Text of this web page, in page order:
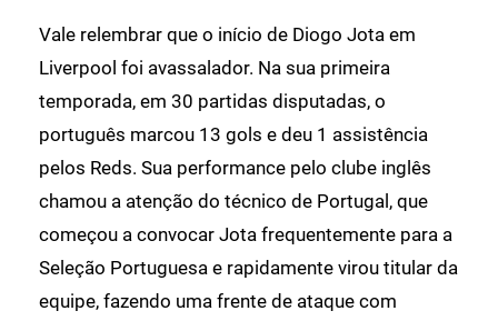
Vale relembrar que o início de Diogo Jota em
Liverpool foi avassalador. Na sua primeira
temporada, em 30 partidas disputadas, o
português marcou 13 gols e deu 1 assistência
pelos Reds. Sua performance pelo clube inglês
chamou a atenção do técnico de Portugal, que
começou a convocar Jota frequentemente para a
Seleção Portuguesa e rapidamente virou titular da
equipe, fazendo uma frente de ataque com